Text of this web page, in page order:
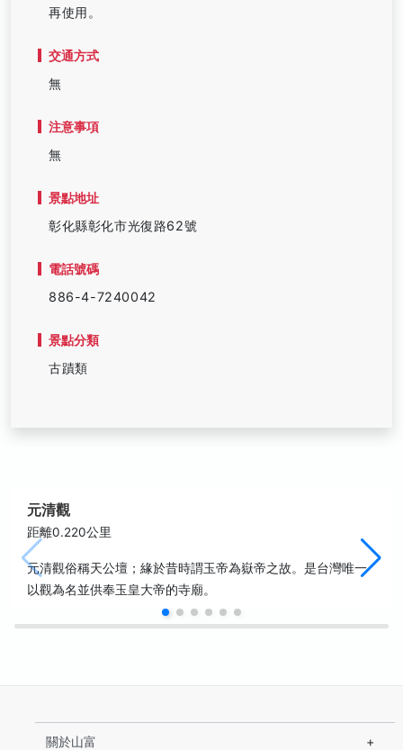
再使用。
交通方式
無
注意事項
無
景點地址
彰化縣彰化市光復路62號
電話號碼
886-4-7240042
景點分類
古蹟類
元清觀
距離0.220公里
元清觀俗稱天公壇；緣於昔時謂玉帝為嶽帝之故。是台灣唯一
以觀為名並供奉玉皇大帝的寺廟。
關於山富